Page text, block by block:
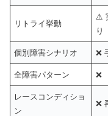
リトライ挙動
⚠️
り
個別障害シナリオ ❌
全障害パターン ❌
レースコンディショ
ン
❌